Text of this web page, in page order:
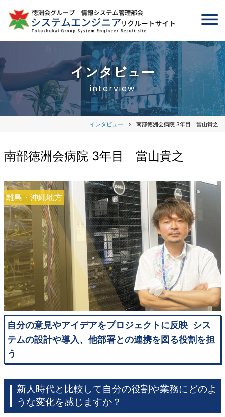
インタビュー
interview
インタビュー chevron_right 南部徳洲会病院 3年目 當山貴之
南部徳洲会病院 3年目 當山貴之
自分の意見やアイデアをプロジェクトに反映 シス
テムの設計や導入、他部署との連携を図る役割を担
う
離島・沖縄地方
新人時代と比較して自分の役割や業務にどのよ
うな変化を感じますか？